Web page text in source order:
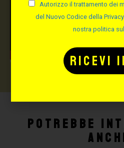
Potrebbe
Autorizzo il trattamento dei
del Nuovo Codice della
nostra politica